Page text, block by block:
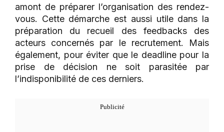
amont de préparer l’organisation des rendez-
vous. Cette démarche est aussi utile dans la
préparation du recueil des feedbacks des
acteurs concernés par le recrutement. Mais
également, pour éviter que le deadline pour la
prise de décision ne soit parasitée par
l’indisponibilité de ces derniers.